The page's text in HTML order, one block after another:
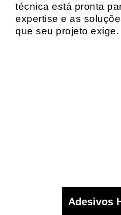
técnica está pronta
expertise e as
que seu projeto exige.
Adesivos